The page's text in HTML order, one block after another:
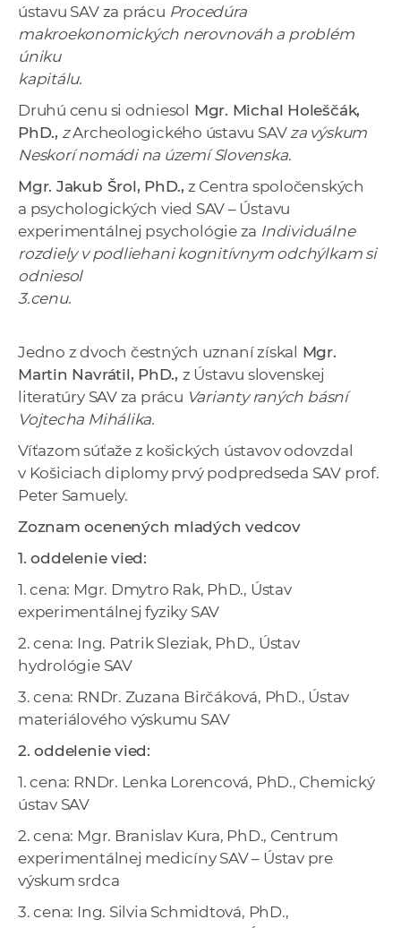
ústavu SAV za prácu Procedúra
makroekonomických nerovnováh a problém
úniku
kapitálu.
Druhú cenu si odniesol Mgr. Michal Holeščák,
PhD., zArcheologického ústavu SAVza výskum
Neskorí nomádi na území Slovenska.
Mgr. Jakub Šrol, PhD., z Centra spoločenských
a psychologických vied SAV – Ústavu
experimentálnej psychológie za Individuálne
rozdiely v podliehani kognitívnym odchýlkam si
odniesol
3.cenu.
Jedno z dvoch čestných uznaní získal Mgr.
Martin Navrátil, PhD., z Ústavu slovenskej
literatúry SAV za prácu Varianty raných básní
Vojtecha Mihálika.
Víťazom súťaže z košických ústavov odovzdal
v Košiciach diplomy prvý podpredseda SAV prof.
Peter Samuely.
Zoznam ocenených mladých vedcov
1. oddelenie vied:
1. cena: Mgr. Dmytro Rak, PhD., Ústav
experimentálnej fyziky SAV
2. cena: Ing. Patrik Sleziak, PhD., Ústav
hydrológie SAV
3. cena: RNDr. Zuzana Birčáková, PhD., Ústav
materiálového výskumu SAV
2. oddelenie vied:
1. cena: RNDr. Lenka Lorencová, PhD., Chemický
ústav SAV
2. cena: Mgr. Branislav Kura, PhD., Centrum
experimentálnej medicíny SAV – Ústav pre
výskum srdca
3. cena: Ing. Silvia Schmidtová, PhD.,